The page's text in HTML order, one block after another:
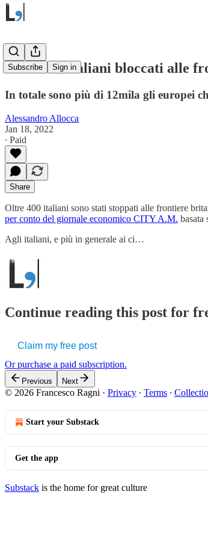
Subscribe Sign in
Oltre 400 italiani bloccati alle
In totale sono più di 12mila gli europei
Alessandro Allocca
Jan 18, 2022
∙ Paid
Share
Oltre 400 italiani sono stati stoppati alle frontiere
per conto del giornale economico CITY A.M.
Agli italiani, e più in generale ai ci…
Continue reading this post for
Claim my free post
Or purchase a paid subscription.
Previous Next
© 2026 Francesco Ragni · Privacy ∙ Terms ∙
Start your Substack
Get the app
Substack is the home for great culture